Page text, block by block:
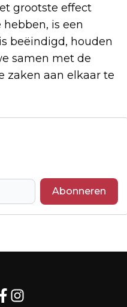
grootste effect
is een
beëindigd, houden
samen met de
zaken aan elkaar te
Abonneren